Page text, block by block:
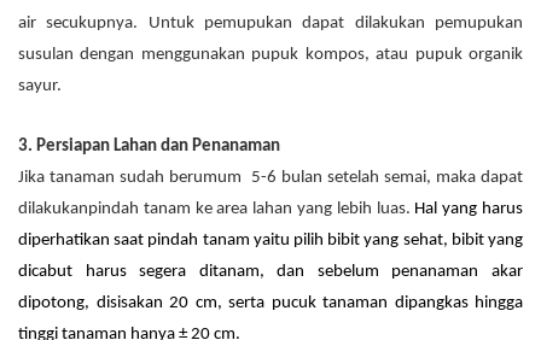
air secukupnya. Untuk pemupukan dapat dilakukan pemupukan
susulan dengan menggunakan pupuk kompos, atau pupuk organik
sayur.
3. Persiapan Lahan dan Penanaman
Jika tanaman sudah berumum 5-6 bulan setelah semai, maka dapat
dilakukanpindah tanam ke area lahan yang lebih luas. Hal yang harus
diperhatikan saat pindah tanam yaitu pilih bibit yang sehat, bibit yang
dicabut harus segera ditanam, dan sebelum penanaman akar
dipotong, disisakan 20 cm, serta pucuk tanaman dipangkas hingga
tinggi tanaman hanya ± 20 cm.